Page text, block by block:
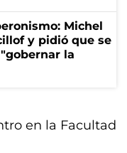
Michel
y pidió que se
la
en la Facultad